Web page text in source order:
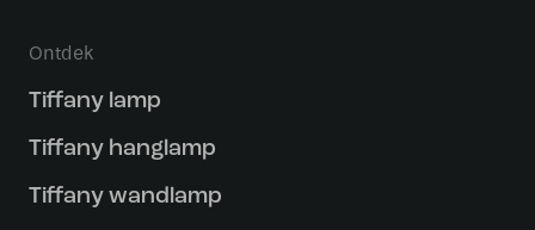
Ontdek
Tiffany lamp
Tiffany hanglamp
Tiffany wandlamp